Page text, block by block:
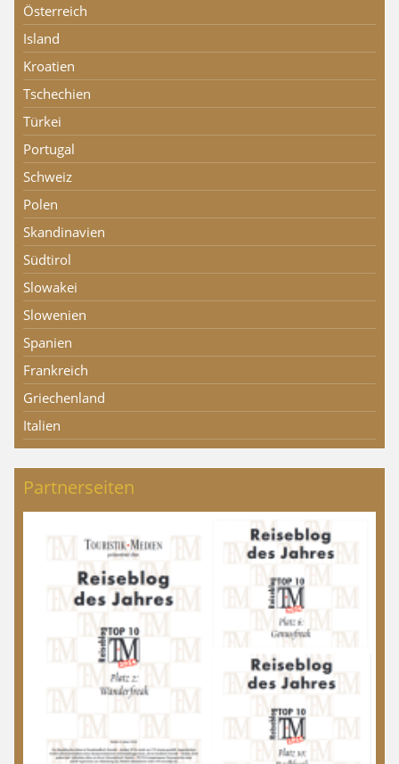
Österreich
Island
Kroatien
Tschechien
Türkei
Portugal
Schweiz
Polen
Skandinavien
Südtirol
Slowakei
Slowenien
Spanien
Frankreich
Griechenland
Italien
Partnerseiten